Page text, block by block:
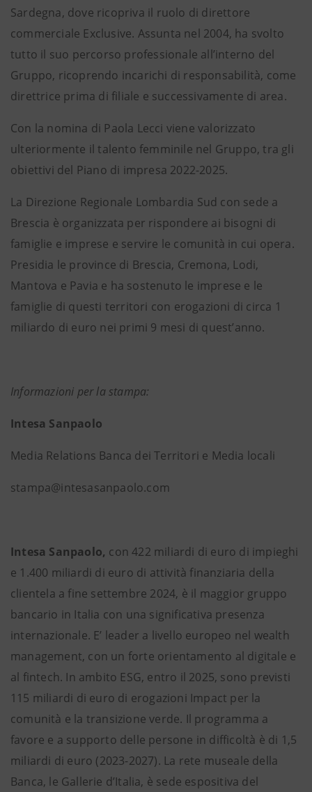
Sardegna, dove ricopriva il ruolo di direttore
commerciale Exclusive. Assunta nel 2004, ha svolto
tutto il suo percorso professionale all’interno del
Gruppo, ricoprendo incarichi di responsabilità, come
direttrice prima di filiale e successivamente di area.
Con la nomina di Paola Lecci viene valorizzato
ulteriormente il talento femminile nel Gruppo, tra gli
obiettivi del Piano di impresa 2022-2025.
La Direzione Regionale Lombardia Sud con sede a
Brescia è organizzata per rispondere ai bisogni di
famiglie e imprese e servire le comunità in cui opera.
Presidia le province di Brescia, Cremona, Lodi,
Mantova e Pavia e ha sostenuto le imprese e le
famiglie di questi territori con erogazioni di circa 1
miliardo di euro nei primi 9 mesi di quest’anno.
Informazioni per la stampa:
Intesa Sanpaolo
Media Relations Banca dei Territori e Media locali
stampa@intesasanpaolo.com
Intesa Sanpaolo, con 422 miliardi di euro di impieghi
e 1.400 miliardi di euro di attività finanziaria della
clientela a fine settembre 2024, è il maggior gruppo
bancario in Italia con una significativa presenza
internazionale. E’ leader a livello europeo nel wealth
management, con un forte orientamento al digitale e
al fintech. In ambito ESG, entro il 2025, sono previsti
115 miliardi di euro di erogazioni Impact per la
comunità e la transizione verde. Il programma a
favore e a supporto delle persone in difficoltà è di 1,5
miliardi di euro (2023-2027). La rete museale della
Banca, le Gallerie d’Italia, è sede espositiva del